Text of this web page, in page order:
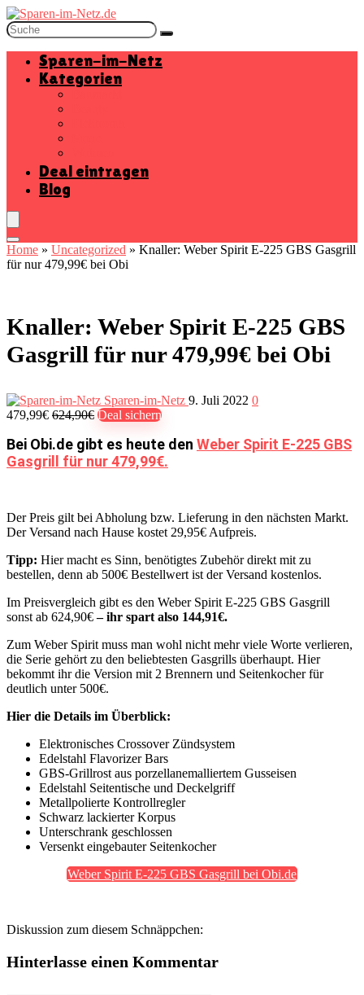
Sparen-im-Netz
Kategorien
Deal eintragen
Blog
Home » Uncategorized » Knaller: Weber Spirit E-225 GBS Gasgrill
für nur 479,99€ bei Obi
Knaller: Weber Spirit E-225 GBS
Gasgrill für nur 479,99€ bei Obi
Sparen-im-Netz 9. Juli 2022 0
479,99€ 624,90€ Deal sichern
Bei Obi.de gibt es heute den Weber Spirit E-225 GBS
Gasgrill für nur 479,99€.
Der Preis gilt bei Abholung bzw. Lieferung in den nächsten Markt.
Der Versand nach Hause kostet 29,95€ Aufpreis.
Tipp: Hier macht es Sinn, benötigtes Zubehör direkt mit zu
bestellen, denn ab 500€ Bestellwert ist der Versand kostenlos.
Im Preisvergleich gibt es den Weber Spirit E-225 GBS Gasgrill
sonst ab 624,90€– ihr spart also 144,91€.
Zum Weber Spirit muss man wohl nicht mehr viele Worte verlieren,
die Serie gehört zu den beliebtesten Gasgrills überhaupt. Hier
bekommt ihr die Version mit 2 Brennern und Seitenkocher für
deutlich unter 500€.
Hier die Details im Überblick:
Elektronisches Crossover Zündsystem
Edelstahl Flavorizer Bars
GBS-Grillrost aus porzellanemalliertem Gusseisen
Edelstahl Seitentische und Deckelgriff
Metallpolierte Kontrollregler
Schwarz lackierter Korpus
Unterschrank geschlossen
Versenkt eingebauter Seitenkocher
Weber Spirit E-225 GBS Gasgrill bei Obi.de
Diskussion zum diesem Schnäppchen:
Hinterlasse einen Kommentar